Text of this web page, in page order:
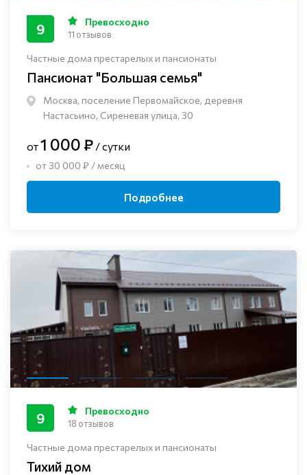
Частные дома престарелых и пансионаты
Пансионат "Большая семья"
Москва, поселение Первомайское, деревня
Настасьино, Сиреневая улица, 30
9 Превосходно
11 отзывов
от1 000 ₽ / сутки
от 30 000 ₽ / месяц
Подробнее
Частные дома престарелых и пансионаты
Тихий дом
9 Превосходно
18 отзывов